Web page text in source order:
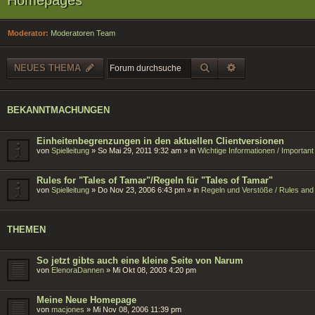
Moderator: Moderatoren Team
NEUES THEMA SUCHE
BEKANNTMACHUNGEN
Einheitenbegrenzungen in den aktuellen Clientversionen
von Spielleitung » So Mai 29, 2011 9:32 am » in Wichtige Informationen /
Rules for "Tales of Tamar"/Regeln für "Tales of Tamar"
von Spielleitung » Do Nov 23, 2006 6:43 pm » in Regeln und Verstöße / Rules and
THEMEN
So jetzt gibts auch eine kleine Seite von Narum
von ElenoraDannen » Mi Okt 08, 2003 4:20 pm
Meine Neue Homepage
von macjones » Mi Nov 08, 2006 11:39 pm